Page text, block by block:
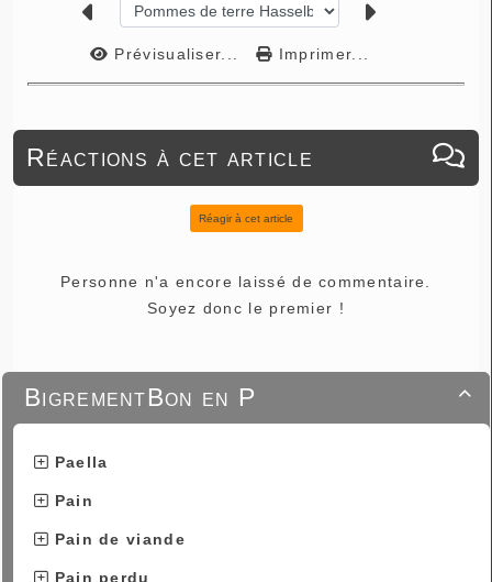

BigrementBon en P
Paella
Pain
Pain de viande
Pain perdu
Prévisualiser... Imprimer...
Réactions à cet article
Réagir à cet article
Personne n'a encore laissé de commentaire.
Soyez donc le premier !